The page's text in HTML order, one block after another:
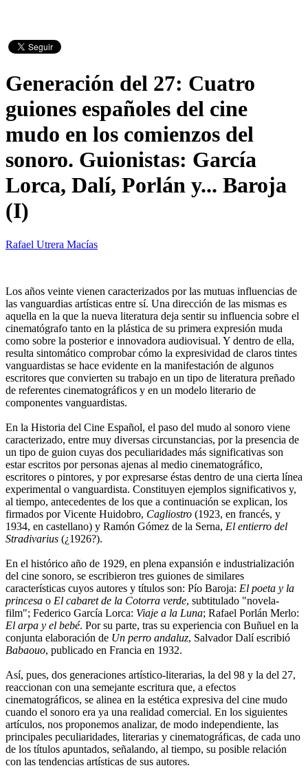
Generación del 27: Cuatro
guiones españoles del cine
mudo en los comienzos del
sonoro. Guionistas: García
Lorca, Dalí, Porlán y... Baroja
(I)
Rafael Utrera Macías
Los años veinte vienen caracterizados por las mutuas influencias de
las vanguardias artísticas entre sí. Una dirección de las mismas es
aquella en la que la nueva literatura deja sentir su influencia sobre el
cinematógrafo tanto en la plástica de su primera expresión muda
como sobre la posterior e innovadora audiovisual. Y dentro de ella,
resulta sintomático comprobar cómo la expresividad de claros tintes
vanguardistas se hace evidente en la manifestación de algunos
escritores que convierten su trabajo en un tipo de literatura preñado
de referentes cinematográficos y en un modelo literario de
componentes vanguardistas.
En la Historia del Cine Español, el paso del mudo al sonoro viene
caracterizado, entre muy diversas circunstancias, por la presencia de
un tipo de guion cuyas dos peculiaridades más significativas son
estar escritos por personas ajenas al medio cinematográfico,
escritores o pintores, y por expresarse éstas dentro de una cierta línea
experimental o vanguardista. Constituyen ejemplos significativos y,
al tiempo, antecedentes de los que a continuación se explican, los
firmados por Vicente Huidobro, Cagliostro (1923, en francés, y
1934, en castellano) y Ramón Gómez de la Serna, El entierro del
Stradivarius (¿1926?).
En el histórico año de 1929, en plena expansión e industrialización
del cine sonoro, se escribieron tres guiones de similares
características cuyos autores y títulos son: Pío Baroja: El poeta y la
princesa o El cabaret de la Cotorra verde, subtitulado "novela-
film"; Federico García Lorca: Viaje a la Luna; Rafael Porlán Merlo:
El arpa y el bebé. Por su parte, tras su experiencia con Buñuel en la
conjunta elaboración de Un perro andaluz, Salvador Dalí escribió
Babaouo, publicado en Francia en 1932.
Así, pues, dos generaciones artístico-literarias, la del 98 y la del 27,
reaccionan con una semejante escritura que, a efectos
cinematográficos, se alinea en la estética expresiva del cine mudo
cuando el sonoro era ya una realidad comercial. En los siguientes
artículos, nos proponemos analizar, de modo independiente, las
principales peculiaridades, literarias y cinematográficas, de cada uno
de los títulos apuntados, señalando, al tiempo, su posible relación
con las tendencias artísticas de sus autores.